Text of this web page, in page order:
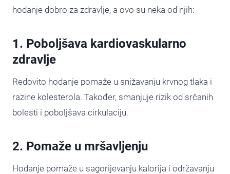
hodanje dobro za zdravlje, a ovo su neka od njih:
1. Poboljšava kardiovaskularno
zdravlje
Redovito hodanje pomaže u snižavanju krvnog tlaka i
razine kolesterola. Također, smanjuje rizik od srčanih
bolesti i poboljšava cirkulaciju.
2. Pomaže u mršavljenju
Hodanje pomaže u sagorijevanju kalorija i održavanju